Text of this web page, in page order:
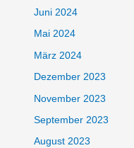
Juni 2024
Mai 2024
März 2024
Dezember 2023
November 2023
September 2023
August 2023